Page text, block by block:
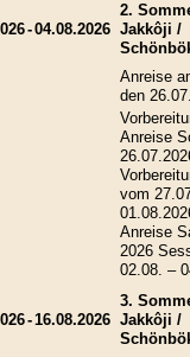
-04.08.2026
2.
Jakkôji /
Anreise
den
Anreise
vom
Anreise
2026
02.08. –
-16.08.2026
3.
Jakkôji /